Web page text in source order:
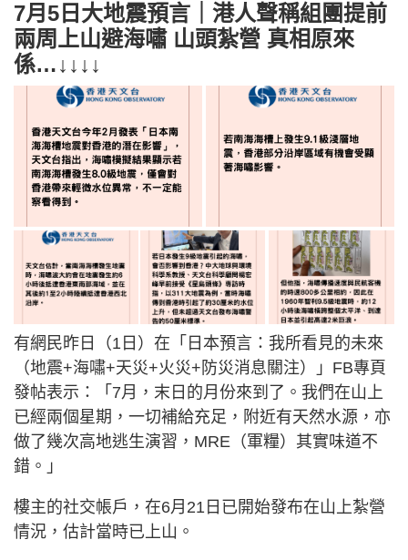
7月5日大地震預言｜港人聲稱組團提前
兩周上山避海嘯 山頭紮營 真相原來
係…↓↓↓↓
有網民昨日（1日）在「日本預言：我所看見的未來
（地震+海嘯+天災+火災+防災消息關注）」FB專頁
發帖表示：「7月，末日的月份來到了。我們在山上
已經兩個星期，一切補給充足，附近有天然水源，亦
做了幾次高地逃生演習，MRE（軍糧）其實味道不
錯。」
樓主的社交帳戶，在6月21日已開始發布在山上紮營
情況，估計當時已上山。